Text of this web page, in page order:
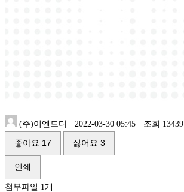
(주)이엔드디 · 2022-03-30 05:45 · 조회 13439
좋아요 17 싫어요 3
인쇄
첨부파일 1개